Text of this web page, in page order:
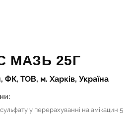
МАЗЬ 25Г
ТОВ, м. Харків, Україна
сульфату у перерахуванні на амікацин 5